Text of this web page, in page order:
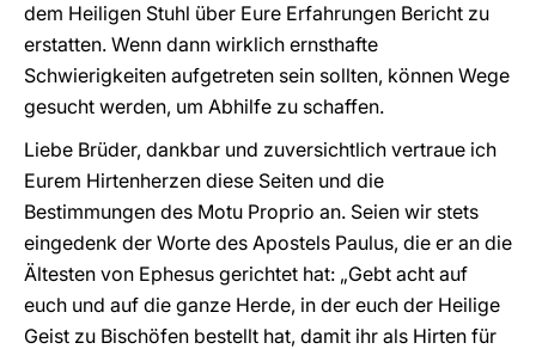
dem Heiligen Stuhl über Eure Erfahrungen Bericht zu
erstatten. Wenn dann wirklich ernsthafte
Schwierigkeiten aufgetreten sein sollten, können Wege
gesucht werden, um Abhilfe zu schaffen.
Liebe Brüder, dankbar und zuversichtlich vertraue ich
Eurem Hirtenherzen diese Seiten und die
Bestimmungen des Motu Proprio an. Seien wir stets
eingedenk der Worte des Apostels Paulus, die er an die
Ältesten von Ephesus gerichtet hat: „Gebt acht auf
euch und auf die ganze Herde, in der euch der Heilige
Geist zu Bischöfen bestellt hat, damit ihr als Hirten für